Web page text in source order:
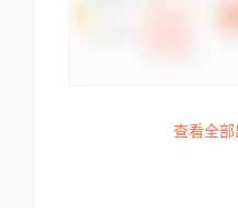
查看全